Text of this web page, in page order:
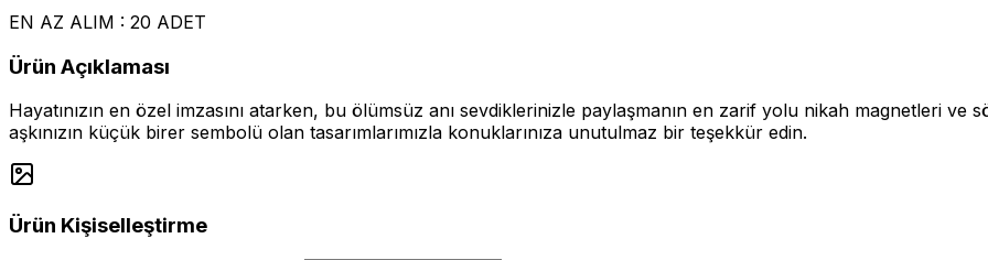
EN AZ ALIM : 20 ADET
Ürün Açıklaması
Hayatınızın en özel imzasını atarken, bu ölümsüz anı sevdiklerinizle paylaşmanın en zarif yolu nikah magnetleri ve
aşkınızın küçük birer sembolü olan tasarımlarımızla konuklarınıza unutulmaz bir teşekkür edin.
Ürün Kişiselleştirme